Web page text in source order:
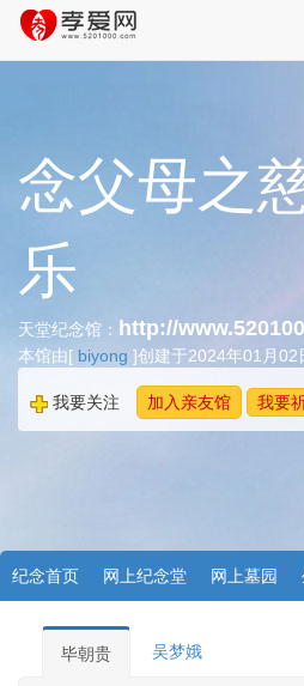
念父母之
乐
天堂纪念馆： http://
本馆由[ biyong ]创建于2024年01月02
我要关注 加入亲友馆 我要
纪念首页 网上纪念堂 网上墓园
档案资料 追忆文章
毕朝贵 吴梦娥